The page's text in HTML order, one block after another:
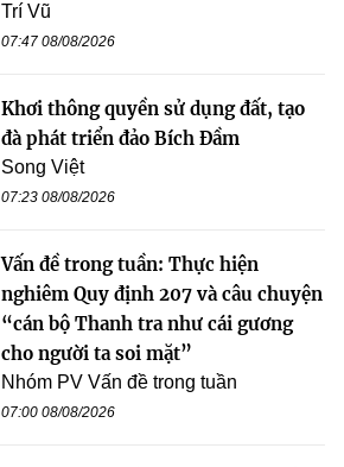
Trí Vũ
07:47 08/08/2026
Khơi thông quyền sử dụng đất, tạo
đà phát triển đảo Bích Đầm
Song Việt
07:23 08/08/2026
Vấn đề trong tuần: Thực hiện
nghiêm Quy định 207 và câu chuyện
“cán bộ Thanh tra như cái gương
cho người ta soi mặt”
Nhóm PV Vấn đề trong tuần
07:00 08/08/2026